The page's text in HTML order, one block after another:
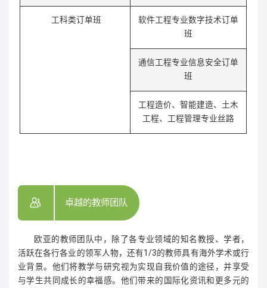
工科类订单班
软件工程专业数字技术订单
班
通信工程专业信息安全订单
班
工程造价、智能建造、土木
工程、工程管理专业丝路
卓越的教师团队
欧亚的教师团队中，除了各专业领域的知名教授、学者，
活跃在各行各业的领军人物，还有1/3的教师具有海外学术或行
业背景。他们将教学与研究视为实现自我价值的途径，并享受
与学生共同成长的幸福感。他们带来的国际化资讯和更多元的